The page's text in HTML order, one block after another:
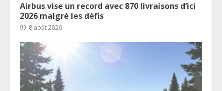
Airbus vise un record avec 870 livraisons d’ici
2026 malgré les défis
8 août 2026